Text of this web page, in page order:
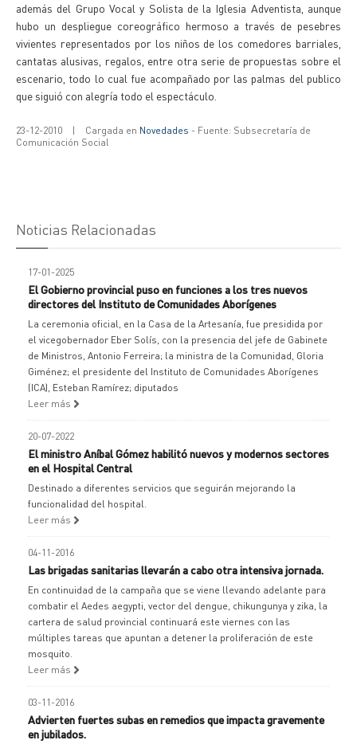
además del Grupo Vocal y Solista de la Iglesia Adventista, aunque
hubo un despliegue coreográfico hermoso a través de pesebres
vivientes representados por los niños de los comedores barriales,
cantatas alusivas, regalos, entre otra serie de propuestas sobre el
escenario, todo lo cual fue acompañado por las palmas del publico
que siguió con alegría todo el espectáculo.
23-12-2010 | Cargada en Novedades - Fuente: Subsecretaría de
Comunicación Social
Noticias Relacionadas
17-01-2025
El Gobierno provincial puso en funciones a los tres nuevos
directores del Instituto de Comunidades Aborígenes
La ceremonia oficial, en la Casa de la Artesanía, fue presidida por
el vicegobernador Eber Solís, con la presencia del jefe de Gabinete
de Ministros, Antonio Ferreira; la ministra de la Comunidad, Gloria
Giménez; el presidente del Instituto de Comunidades Aborígenes
(ICA), Esteban Ramírez; diputados
Leer más
20-07-2022
El ministro Aníbal Gómez habilitó nuevos y modernos sectores
en el Hospital Central
Destinado a diferentes servicios que seguirán mejorando la
funcionalidad del hospital.
Leer más
04-11-2016
Las brigadas sanitarias llevarán a cabo otra intensiva jornada.
En continuidad de la campaña que se viene llevando adelante para
combatir el Aedes aegypti, vector del dengue, chikungunya y zika, la
cartera de salud provincial continuará este viernes con las
múltiples tareas que apuntan a detener la proliferación de este
mosquito.
Leer más
03-11-2016
Advierten fuertes subas en remedios que impacta gravemente
en jubilados.